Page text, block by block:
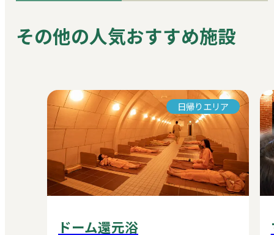
その他の人気おすすめ施設
日帰りエリア
ドーム還元浴